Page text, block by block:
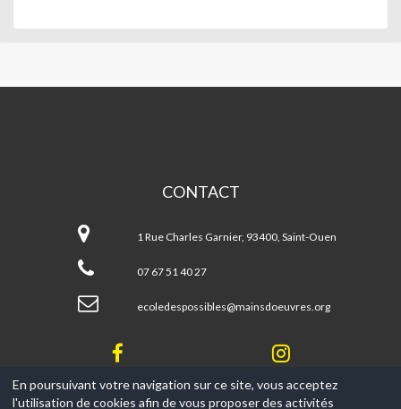
CONTACT
d'Oeuvres
1 Rue Charles Garnier, 93400, Saint-Ouen
07 67 51 40 27
ecoledespossibles@mainsdoeuvres.org
En poursuivant votre navigation sur ce site, vous acceptez
l'utilisation de cookies afin de vous proposer des activités